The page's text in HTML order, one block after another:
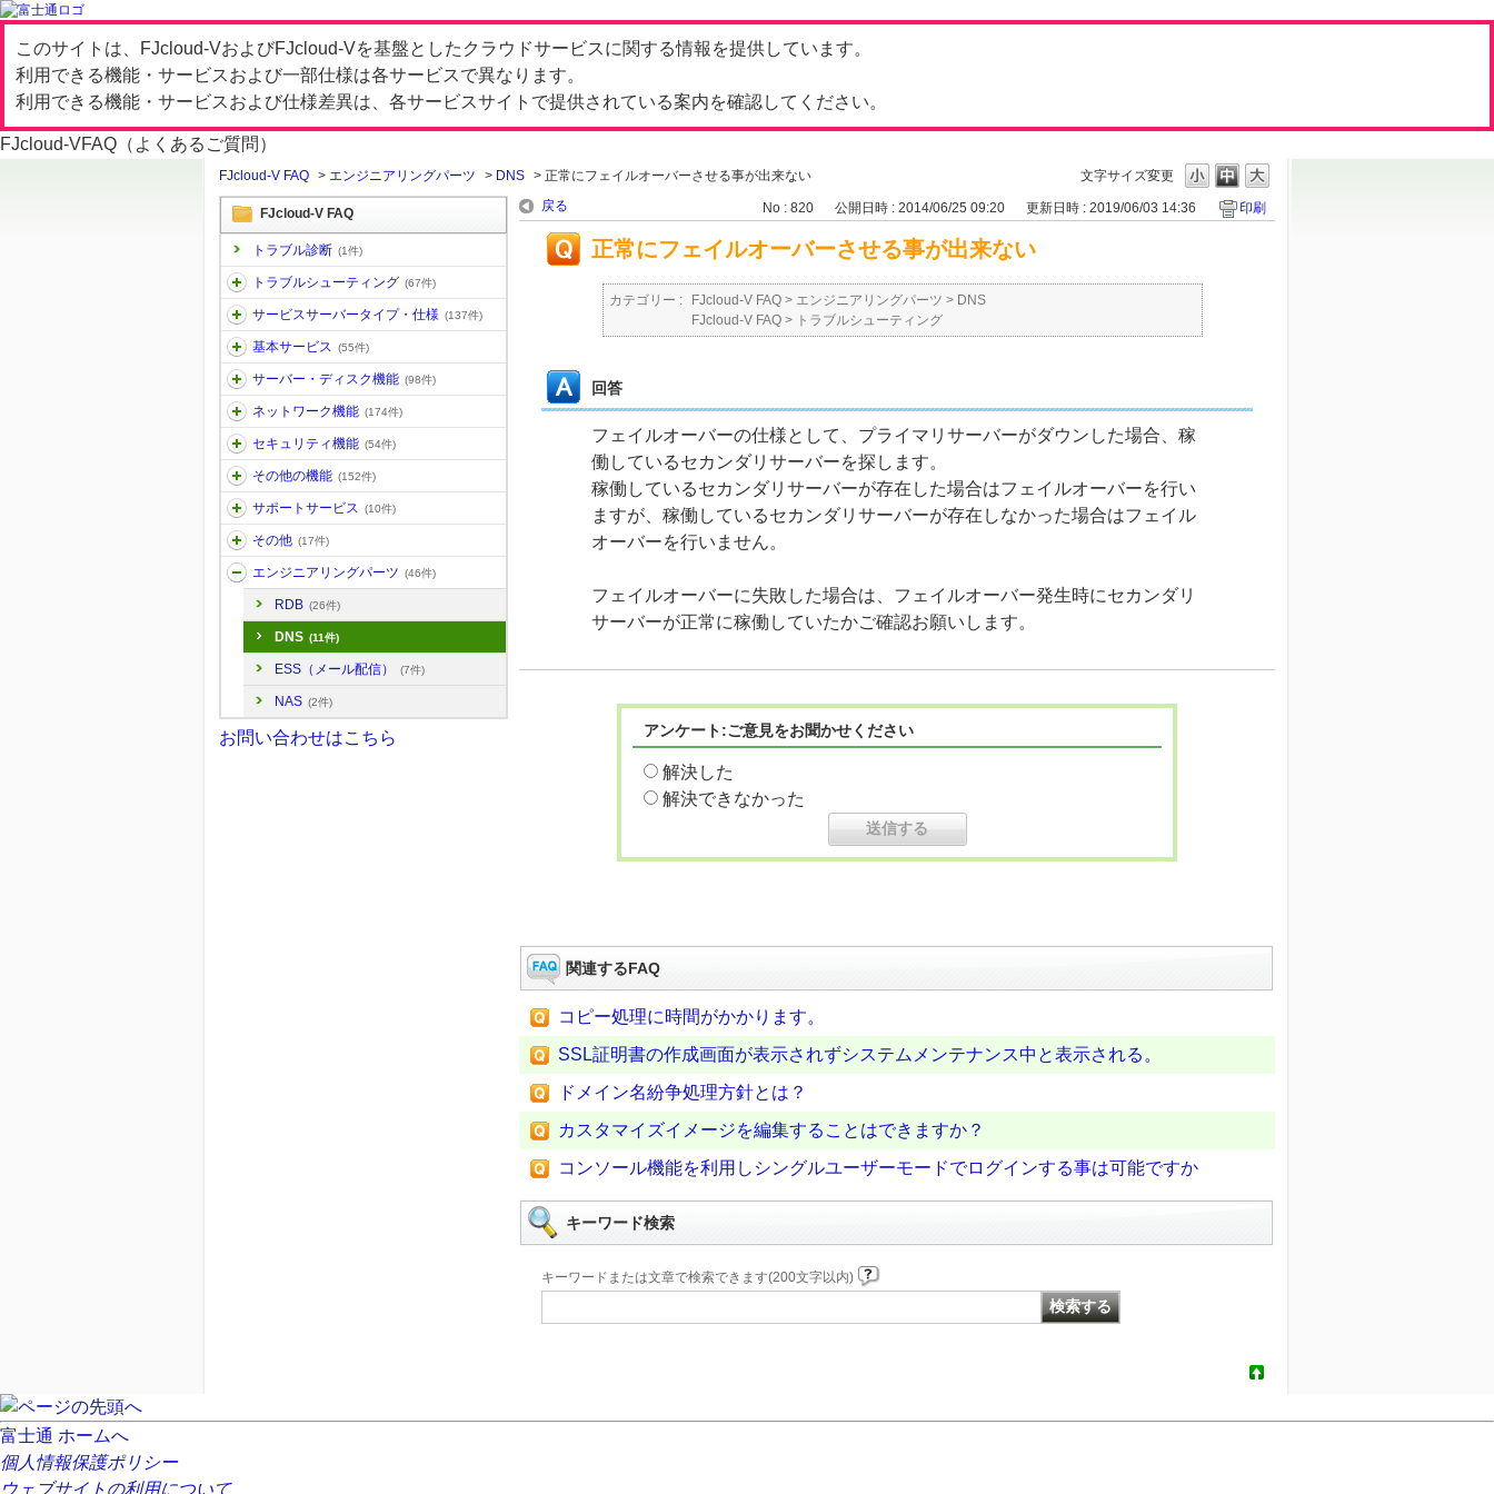
このサイトは、FJcloud-VおよびFJcloud-Vを基盤としたクラウドサービスに関する情報を提供しています。
利用できる機能・サービスおよび一部仕様は各サービスで異なります。
利用できる機能・サービスおよび仕様差異は、各サービスサイトで提供されている案内を確認してください。
FJcloud-VFAQ（よくあるご質問）
文字サイズ変更
FJcloud-V FAQ > エンジニアリングパーツ > DNS > 正常にフェイルオーバーさせる事が出来ない
FJcloud-V FAQ
トラブル診断 (1件)
トラブルシューティング (67件)
サービスサーバータイプ・仕様 (137件)
基本サービス (55件)
サーバー・ディスク機能 (98件)
ネットワーク機能 (174件)
セキュリティ機能 (54件)
その他の機能 (152件)
サポートサービス (10件)
その他 (17件)
エンジニアリングパーツ (46件)
RDB (26件)
DNS (11件)
ESS（メール配信） (7件)
NAS (2件)
お問い合わせはこちら
戻る No : 820 公開日時 : 2014/06/25 09:20 更新日時 : 2019/06/03 14:36 印刷
正常にフェイルオーバーさせる事が出来ない
カテゴリー : FJcloud-V FAQ > エンジニアリングパーツ > DNS
FJcloud-V FAQ > トラブルシューティング
回答
フェイルオーバーの仕様として、プライマリサーバーがダウンした場合、稼
働しているセカンダリサーバーを探します。
稼働しているセカンダリサーバーが存在した場合はフェイルオーバーを行い
ますが、稼働しているセカンダリサーバーが存在しなかった場合はフェイル
オーバーを行いません。
フェイルオーバーに失敗した場合は、フェイルオーバー発生時にセカンダリ
サーバーが正常に稼働していたかご確認お願いします。
アンケート:ご意見をお聞かせください
解決した
解決できなかった
関連するFAQ
コピー処理に時間がかかります。
SSL証明書の作成画面が表示されずシステムメンテナンス中と表示される。
ドメイン名紛争処理方針とは？
カスタマイズイメージを編集することはできますか？
コンソール機能を利用しシングルユーザーモードでログインする事は可能ですか
キーワード検索
キーワードまたは文章で検索できます(200文字以内)
富士通 ホームへ
個人情報保護ポリシー
ウェブサイトの利用について